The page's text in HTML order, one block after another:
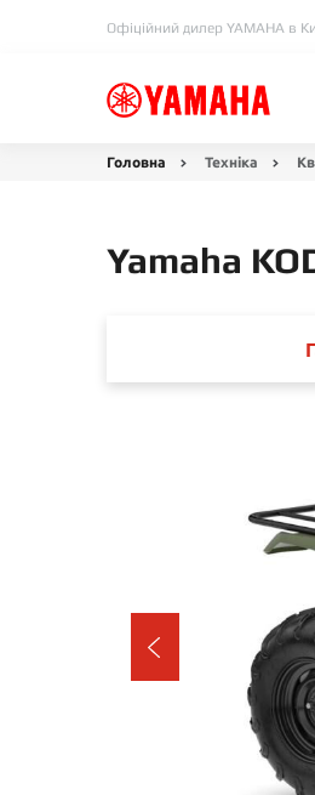
Офіційний дилер YAMAHA в
Головна Техніка
Yamaha